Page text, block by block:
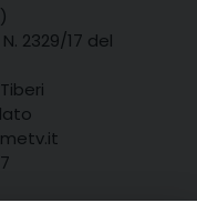
2329/17 del